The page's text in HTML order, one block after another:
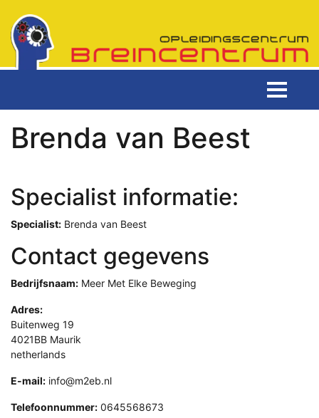
Brenda van Beest
Specialist informatie:
Specialist: Brenda van Beest
Contact gegevens
Bedrijfsnaam: Meer Met Elke Beweging
Adres:
Buitenweg 19
4021BB Maurik
netherlands
E-mail: info@m2eb.nl
Telefoonnummer: 0645568673